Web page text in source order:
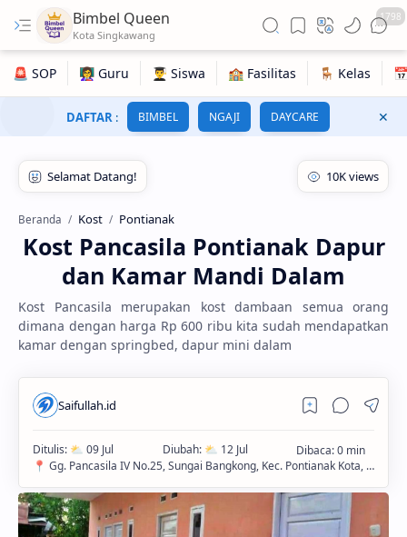
Bimbel Queen 1798
DAFTAR : BIMBEL NGAJI DAYCARE
Beranda Kost Pontianak
Kost Pancasila Pontianak Dapur
dan Kamar Mandi Dalam
Kost Pancasila merupakan kost dambaan semua orang
dimana dengan harga Rp 600 ribu kita sudah mendapatkan
kamar dengan springbed, dapur mini dalam